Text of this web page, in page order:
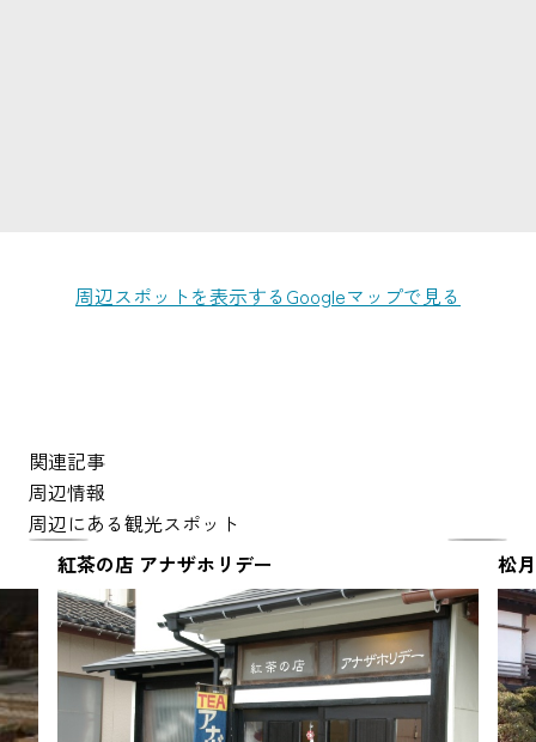
周辺スポットを表示するGoogleマップで見る
関連記事
周辺情報
周辺にある観光スポット
紅茶の店 アナザホリデー
松月